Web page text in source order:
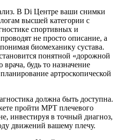
В Di Центре ваши снимки
высшей категории с
спортивных и
не просто описание, а
биомеханику сустава.
понятной «дорожной
будь то назначение
артроскопической
должна быть доступна.
пройти МРТ плечевого
инвестируя в точный диагноз,
движений вашему плечу.